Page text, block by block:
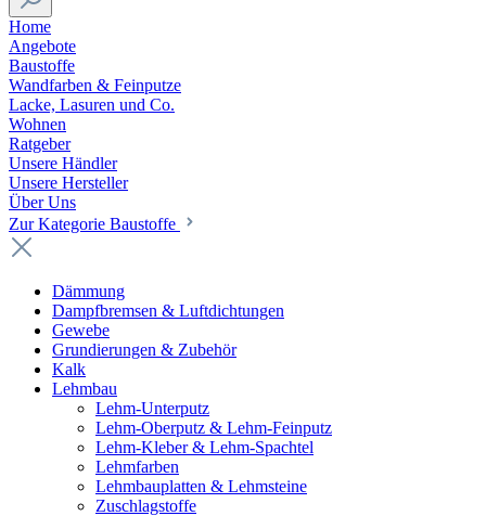
Home
Angebote
Baustoffe
Wandfarben & Feinputze
Lacke, Lasuren und Co.
Wohnen
Ratgeber
Unsere Händler
Unsere Hersteller
Über Uns
Zur Kategorie Baustoffe
Dämmung
Dampfbremsen & Luftdichtungen
Gewebe
Grundierungen & Zubehör
Kalk
Lehmbau
Lehm-Unterputz
Lehm-Oberputz & Lehm-Feinputz
Lehm-Kleber & Lehm-Spachtel
Lehmfarben
Lehmbauplatten & Lehmsteine
Zuschlagstoffe